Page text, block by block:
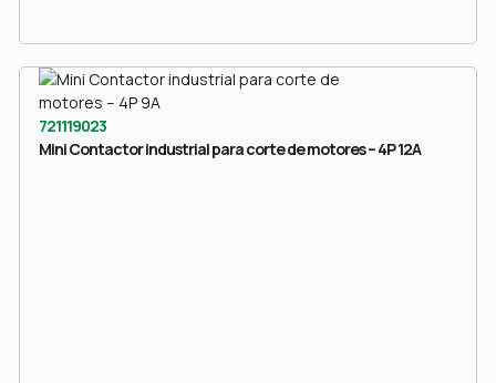
721119023
Mini Contactor industrial para corte de motores – 4P 12A